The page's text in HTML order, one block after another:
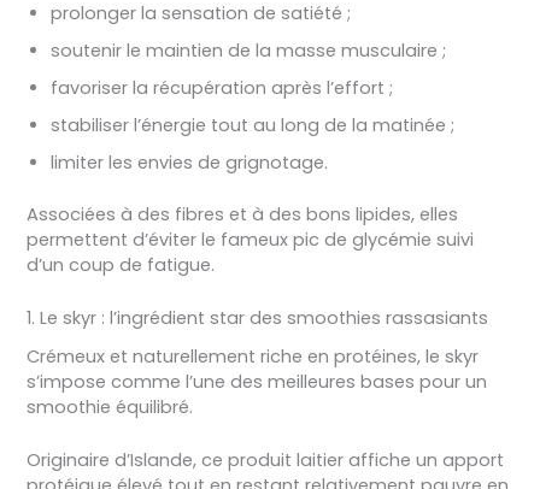
prolonger la sensation de satiété ;
soutenir le maintien de la masse musculaire ;
favoriser la récupération après l’effort ;
stabiliser l’énergie tout au long de la matinée ;
limiter les envies de grignotage.
Associées à des fibres et à des bons lipides, elles
permettent d’éviter le fameux pic de glycémie suivi
d’un coup de fatigue.
1. Le skyr : l’ingrédient star des smoothies rassasiants
Crémeux et naturellement riche en protéines, le skyr
s’impose comme l’une des meilleures bases pour un
smoothie équilibré.
Originaire d’Islande, ce produit laitier affiche un apport